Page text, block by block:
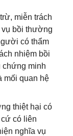
miễn trách
vụ bồi thường
có thẩm
nhiệm bồi
minh
mối quan hệ
thiệt hại có
có liên
nghĩa vụ